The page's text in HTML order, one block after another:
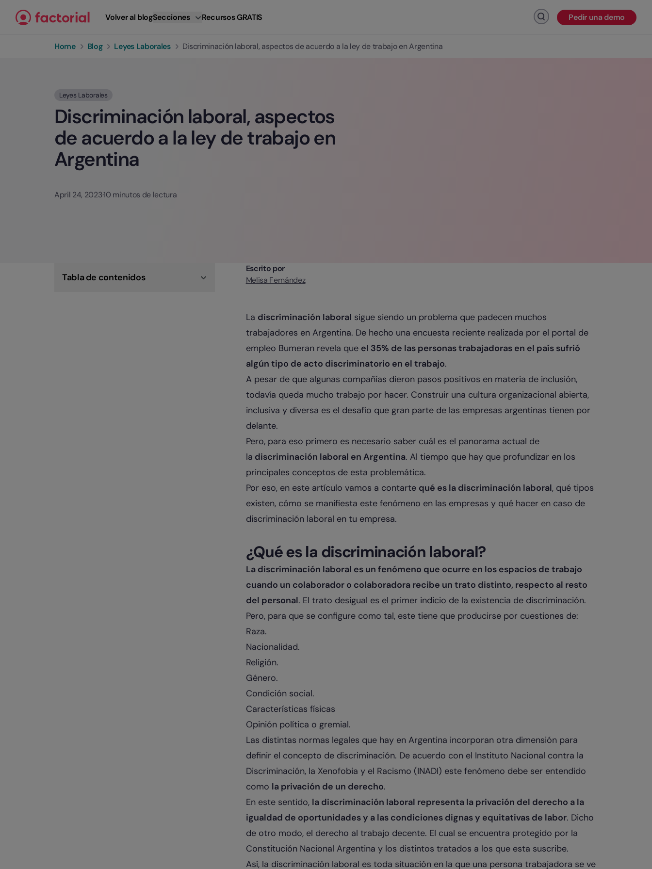
Volver al blogSecciones Recursos GRATIS Haz click para buscar
Pedir una demo
Home Blog Leyes Laborales Discriminación laboral, aspectos de acuerdo a la ley de trabajo en Argentina
Leyes Laborales
Discriminación laboral, aspectos
de acuerdo a la ley de trabajo en
Argentina
April 24, 2023·10 minutos de lectura
Tabla de contenidos
Escrito por
Melisa Fernández
La discriminación laboral sigue siendo un problema que padecen muchos
trabajadores en Argentina. De hecho una encuesta reciente realizada por el portal de
empleo Bumeran revela que el 35% de las personas trabajadoras en el país sufrió
algún tipo de acto discriminatorio en el trabajo.
A pesar de que algunas compañías dieron pasos positivos en materia de inclusión,
todavía queda mucho trabajo por hacer. Construir una cultura organizacional abierta,
inclusiva y diversa es el desafío que gran parte de las empresas argentinas tienen por
delante.
Pero, para eso primero es necesario saber cuál es el panorama actual de
la discriminación laboral en Argentina. Al tiempo que hay que profundizar en los
principales conceptos de esta problemática.
Por eso, en este artículo vamos a contarte qué es la discriminación laboral, qué tipos
existen, cómo se manifiesta este fenómeno en las empresas y qué hacer en caso de
discriminación laboral en tu empresa.
¿Qué es la discriminación laboral?
La discriminación laboral es un fenómeno que ocurre en los espacios de trabajo
cuando un colaborador o colaboradora recibe un trato distinto, respecto al resto
del personal. El trato desigual es el primer indicio de la existencia de discriminación.
Pero, para que se configure como tal, este tiene que producirse por cuestiones de:
Raza.
Nacionalidad.
Religión.
Género.
Condición social.
Características físicas
Opinión política o gremial.
Las distintas normas legales que hay en Argentina incorporan otra dimensión para
definir el concepto de discriminación. De acuerdo con el Instituto Nacional contra la
Discriminación, la Xenofobia y el Racismo (INADI) este fenómeno debe ser entendido
como la privación de un derecho.
En este sentido, la discriminación laboral representa la privación del derecho a la
igualdad de oportunidades y a las condiciones dignas y equitativas de labor. Dicho
de otro modo, el derecho al trabajo decente. El cual se encuentra protegido por la
Constitución Nacional Argentina y los distintos tratados a los que esta suscribe.
Así, la discriminación laboral es toda situación en la que una persona trabajadora se ve